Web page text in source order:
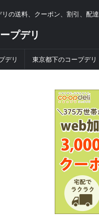
の送料、クーポン、割引、配達
プデリ
デリ 東京都下のコープデリ